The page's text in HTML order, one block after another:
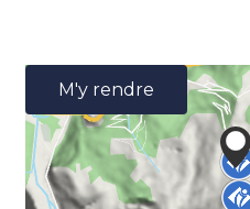
M'y rendre